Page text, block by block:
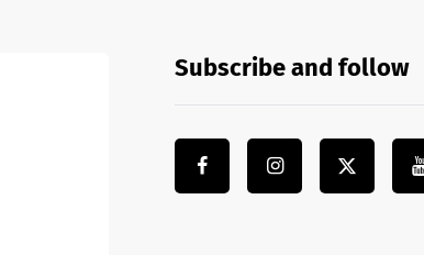
Subscribe and follow